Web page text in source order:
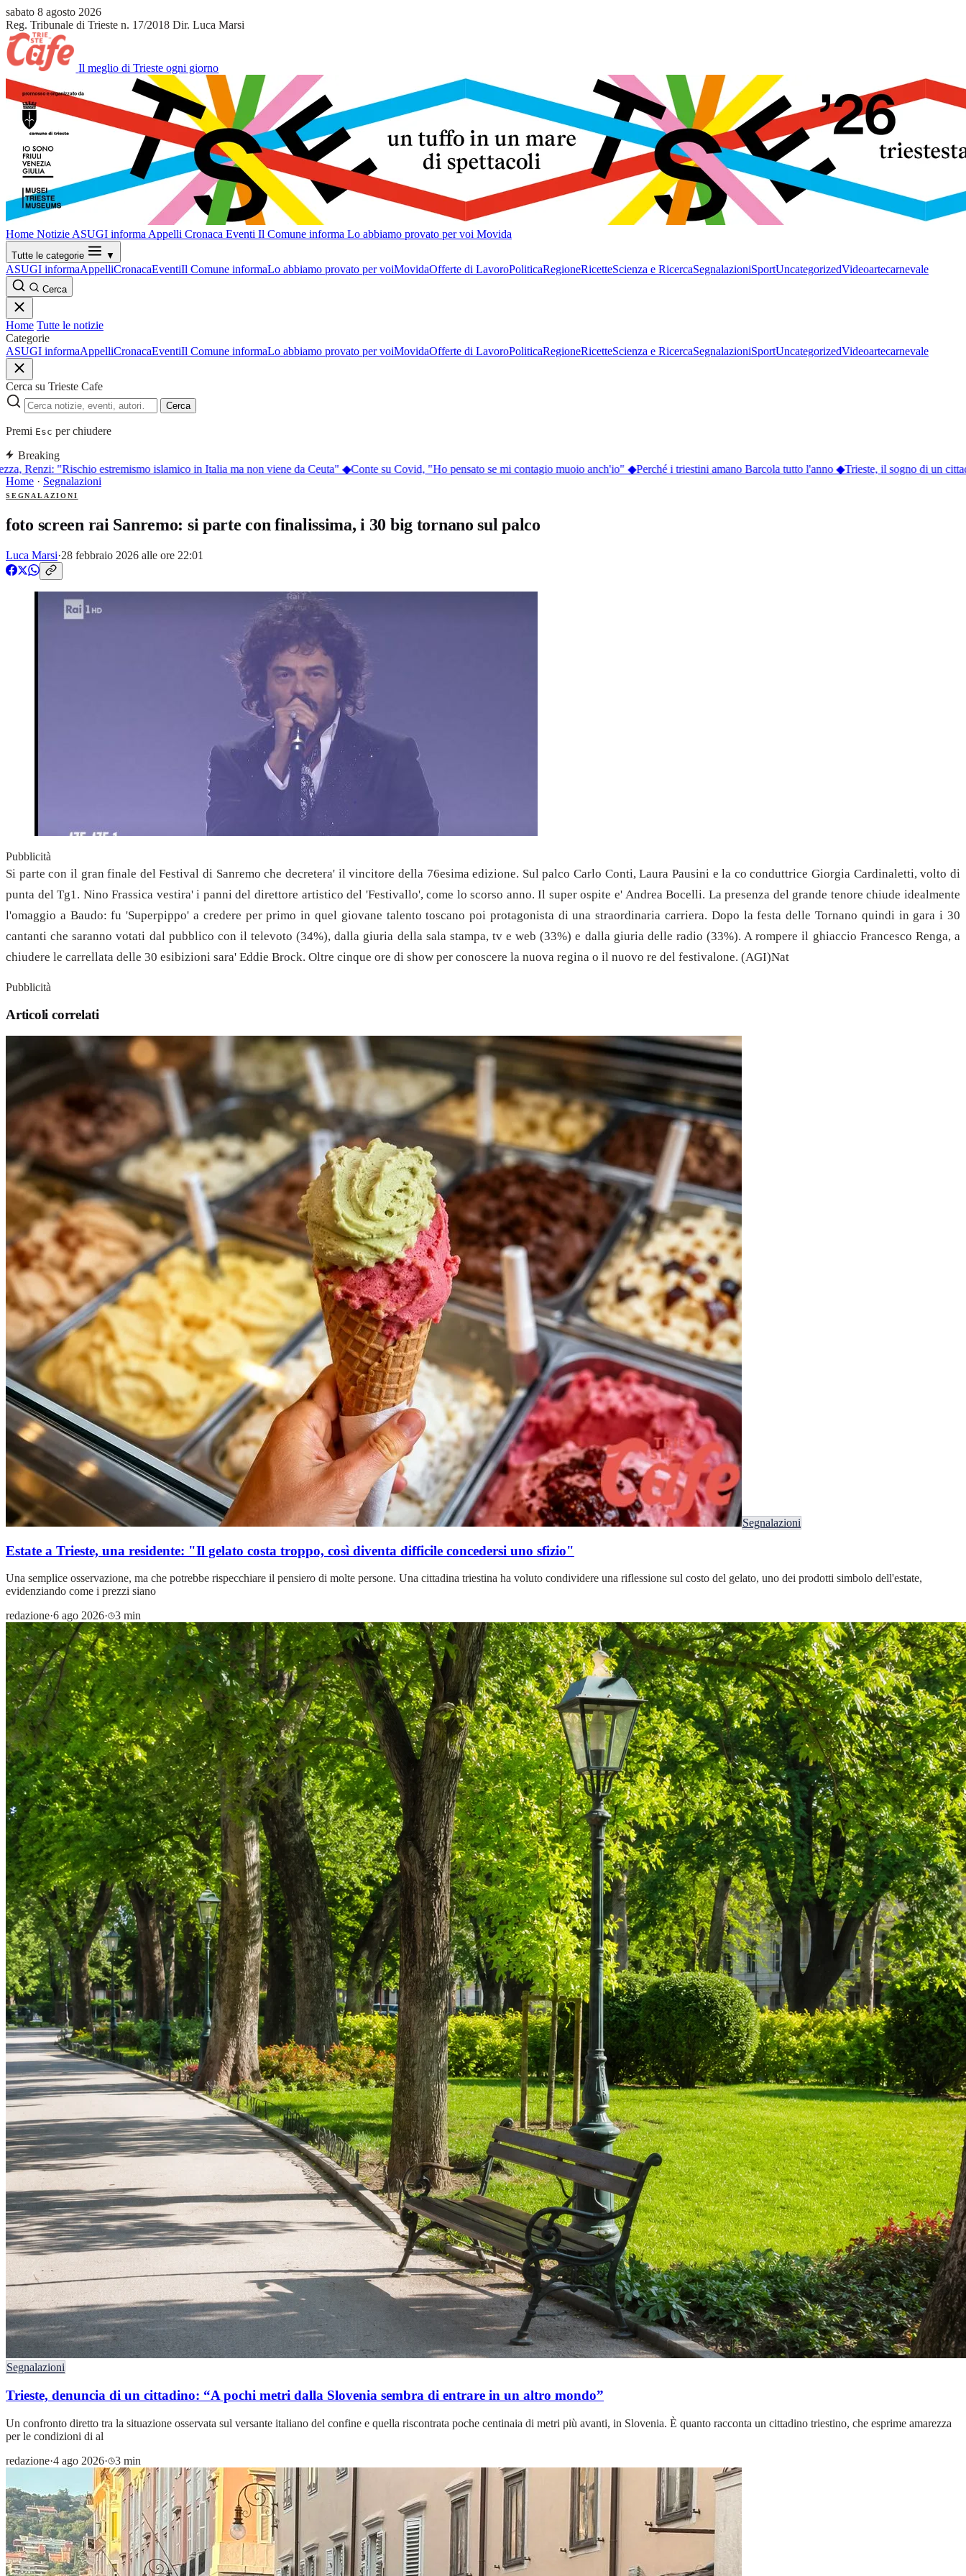
sabato 8 agosto 2026
Reg. Tribunale di Trieste n. 17/2018 Dir. Luca Marsi
Il meglio di Trieste ogni giorno
Home Notizie ASUGI informa Appelli Cronaca Eventi Il Comune informa Lo abbiamo provato per voi Movida
Tutte le categorie ▼
ASUGI informaAppelliCronacaEventiIl Comune informaLo abbiamo provato per voiMovidaOfferte di LavoroPoliticaRegioneRicetteScienza e RicercaSegnalazioniSportUncategorizedVideoartecarnevale
Cerca
Home Tutte le notizie
Categorie
ASUGI informaAppelliCronacaEventiIl Comune informaLo abbiamo provato per voiMovidaOfferte di LavoroPoliticaRegioneRicetteScienza e RicercaSegnalazioniSportUncategorizedVideoartecarnevale
Cerca su Trieste Cafe
Cerca
Premi Esc per chiudere
Breaking
Renzi: "Rischio estremismo islamico in Italia ma non viene da Ceuta"◆Conte su Covid, "Ho pensato se mi contagio muoio anch'io"◆Perché i triestini amano Barcola tutto l'anno◆Trieste, il sogno di un
Home · Segnalazioni
SEGNALAZIONI
foto screen rai Sanremo: si parte con finalissima, i 30 big tornano sul palco
Luca Marsi·28 febbraio 2026 alle ore 22:01
Pubblicità
Si parte con il gran finale del Festival di Sanremo che decretera' il vincitore della 76esima edizione. Sul palco Carlo Conti, Laura Pausini e la co conduttrice Giorgia Cardinaletti, volto di
punta del Tg1. Nino Frassica vestira' i panni del direttore artistico del 'Festivallo', come lo scorso anno. Il super ospite e' Andrea Bocelli. La presenza del grande tenore chiude idealmente
l'omaggio a Baudo: fu 'Superpippo' a credere per primo in quel giovane talento toscano poi protagonista di una straordinaria carriera. Dopo la festa delle Tornano quindi in gara i 30
cantanti che saranno votati dal pubblico con il televoto (34%), dalla giuria della sala stampa, tv e web (33%) e dalla giuria delle radio (33%). A rompere il ghiaccio Francesco Renga, a
chiudere le carrellata delle 30 esibizioni sara' Eddie Brock. Oltre cinque ore di show per conoscere la nuova regina o il nuovo re del festivalone. (AGI)Nat
Pubblicità
Articoli correlati
Segnalazioni
Estate a Trieste, una residente: "Il gelato costa troppo, così diventa difficile concedersi uno sfizio"
Una semplice osservazione, ma che potrebbe rispecchiare il pensiero di molte persone. Una cittadina triestina ha voluto condividere una riflessione sul costo del gelato, uno dei prodotti simbolo dell'estate,
evidenziando come i prezzi siano
redazione·6 ago 2026· 3 min
Segnalazioni
Trieste, denuncia di un cittadino: “A pochi metri dalla Slovenia sembra di entrare in un altro mondo”
Un confronto diretto tra la situazione osservata sul versante italiano del confine e quella riscontrata poche centinaia di metri più avanti, in Slovenia. È quanto racconta un cittadino triestino, che esprime amarezza
per le condizioni di al
redazione·4 ago 2026· 3 min